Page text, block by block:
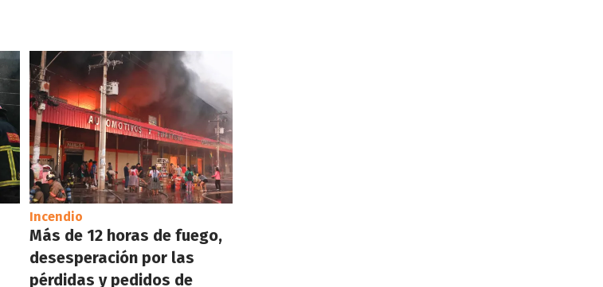
Incendio
Más de 12 horas de fuego,
desesperación por las
pérdidas y pedidos de